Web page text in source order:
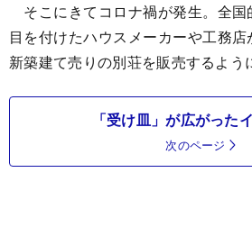
そこにきてコロナ禍が発生。全国
目を付けたハウスメーカーや工務
新築建て売りの別荘を販売するよう
「受け皿」が広がった
次のページ